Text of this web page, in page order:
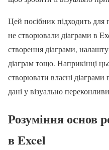
Цей посібник підходить для
не створювали діаграми в
створення діаграми,
діаграм тощо. Наприкінці
створювати власні діаграми
дані у візуально
Розуміння основ
в Excel